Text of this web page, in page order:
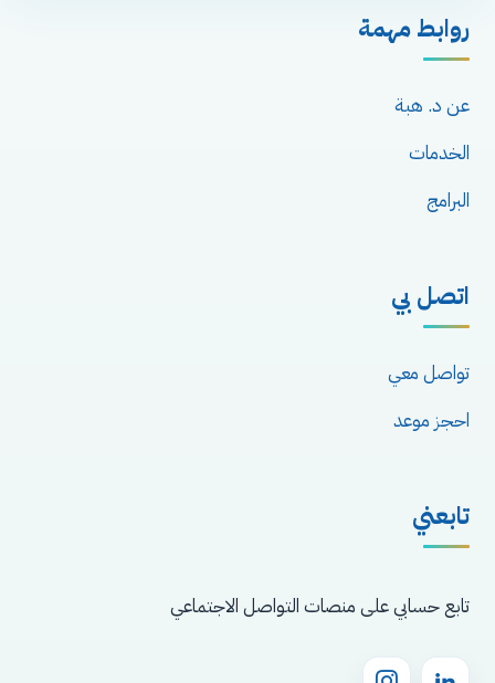
روابط مهمة
عن د. هبة
الخدمات
البرامج
اتصل بي
تواصل معي
احجز موعد
تابعني
تابع حسابي على منصات التواصل الاجتماعي